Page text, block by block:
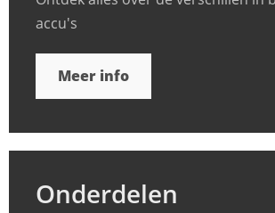
accu's
Meer info
Onderdelen